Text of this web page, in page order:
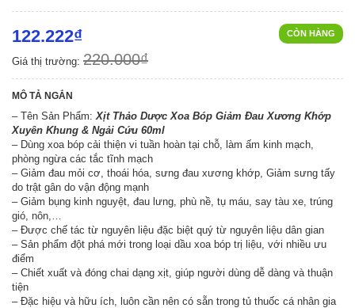
CÒN HÀNG
122.222₫
Giá thị trường: 220.000₫
MÔ TẢ NGẮN
– Tên Sản Phẩm: Xịt Thảo Dược Xoa Bóp Giảm Đau Xương Khớp
Xuyên Khung & Ngải Cứu 60ml
– Dùng xoa bóp cải thiện vi tuần hoàn tại chỗ, làm ấm kinh mạch,
phòng ngừa các tắc tĩnh mạch
– Giảm đau mỏi cơ, thoái hóa, sưng đau xương khớp, Giảm sưng tấy
do trật gân do vận động mạnh
– Giảm bụng kinh nguyệt, đau lưng, phù nề, tụ máu, say tàu xe, trúng
gió, nôn,…
– Được chế tác từ nguyên liệu đặc biệt quý từ nguyên liệu dân gian
– Sản phẩm đột phá mới trong loại dầu xoa bóp trị liệu, với nhiều ưu
điểm
– Chiết xuất và đóng chai dạng xịt, giúp người dùng dễ dàng và thuận
tiện
– Đặc hiệu và hữu ích, luôn cần nên có sẵn trong tủ thuốc cá nhân gia